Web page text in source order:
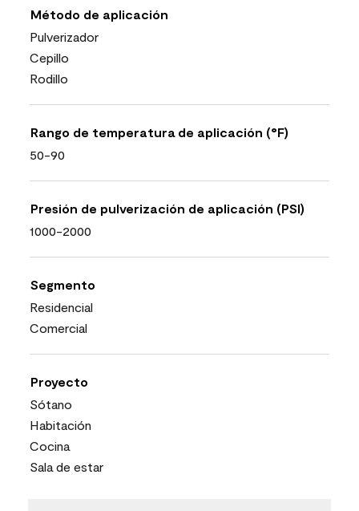
Método de aplicación
Pulverizador
Cepillo
Rodillo
Rango de temperatura de aplicación (°F)
50-90
Presión de pulverización de aplicación (PSI)
1000-2000
Segmento
Residencial
Comercial
Proyecto
Sótano
Habitación
Cocina
Sala de estar